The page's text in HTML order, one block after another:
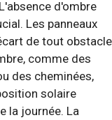
d'ombre
Les panneaux
de tout obstacle
comme des
des cheminées,
solaire
la journée. La